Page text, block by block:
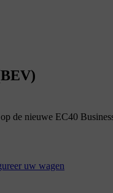
uw wagen
de nieuwe EC40